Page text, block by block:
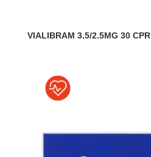
VIALIBRAM 3.5/2.5MG 30 CPR